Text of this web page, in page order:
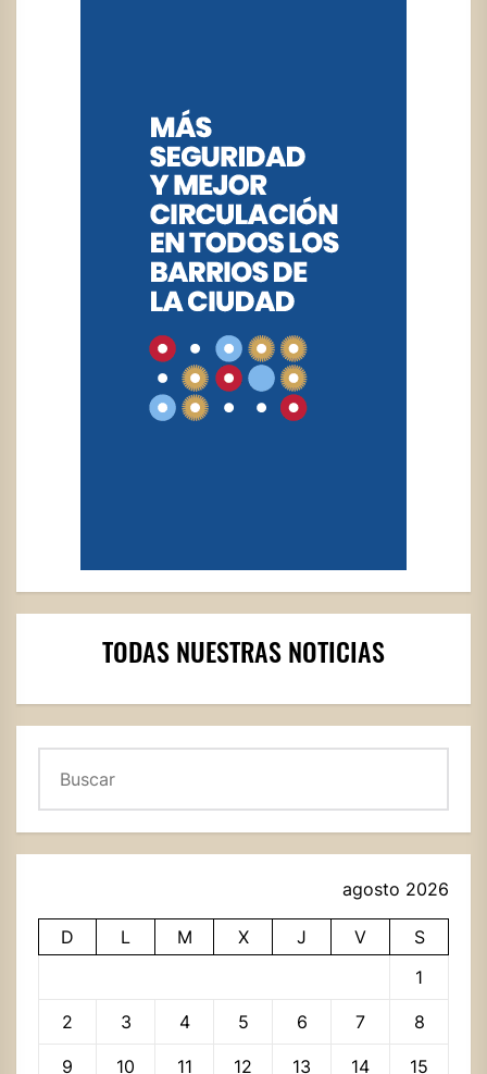
TODAS NUESTRAS NOTICIAS
agosto 2026
D L M X J V
S
1
2 3 4 5 6 7 8
9 10 11 12 13 14 15